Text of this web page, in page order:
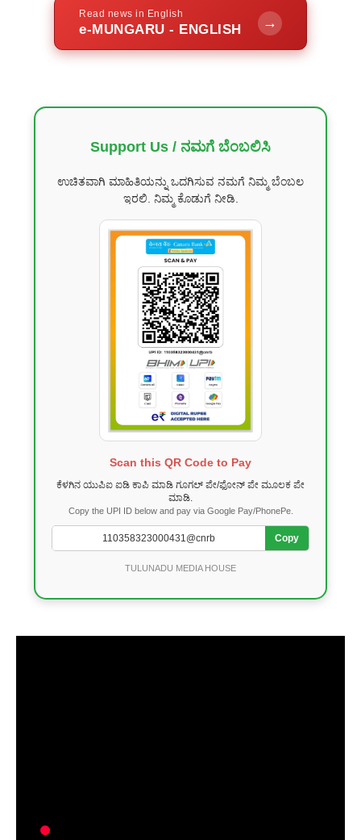
Read news in English
e-MUNGARU - ENGLISH →
Support Us / ನಮಗೆ ಬೆಂಬಲಿಸಿ
ಉಚಿತವಾಗಿ ಮಾಹಿತಿಯನ್ನು ಒದಗಿಸುವ ನಮಗೆ ನಿಮ್ಮ ಬೆಂಬಲ
ಇರಲಿ. ನಿಮ್ಮ ಕೊಡುಗೆ ನೀಡಿ.
Scan this QR Code to Pay
ಕೆಳಗಿನ ಯುಪಿಐ ಐಡಿ ಕಾಪಿ ಮಾಡಿ ಗೂಗಲ್ ಪೇ/ಫೋನ್ ಪೇ ಮೂಲಕ ಪೇ
ಮಾಡಿ.
Copy the UPI ID below and pay via Google Pay/PhonePe.
Copy
TULUNADU MEDIA HOUSE